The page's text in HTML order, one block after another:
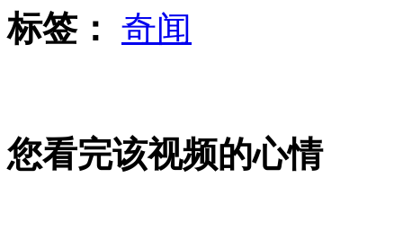
英国将派军舰及运输机参与菲律宾救援
标签： 奇闻
您看完该视频的心情